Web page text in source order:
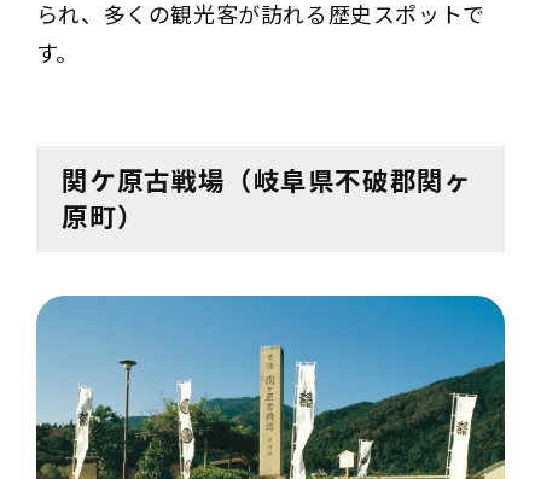
られ、多くの観光客が訪れる歴史スポットで
す。
関ケ原古戦場（岐阜県不破郡関ヶ
原町）